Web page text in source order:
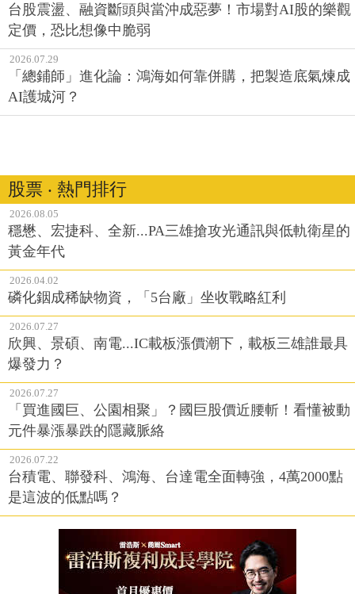
台股震盪、融資斷頭與當沖成惡夢！市場對AI股的樂觀
定價，恐比想像中脆弱
2026.07.29
「總鋪師」進化論：鴻海如何靠併購，把製造底氣煉成
AI護城河？
股票 ‧ 熱門排行
2026.08.05
穩懋、宏捷科、全新...PA三雄搶攻光通訊與低軌衛星的
黃金年代
2026.04.02
磷化銦成稀缺物資，「5台廠」坐收戰略紅利
2026.07.27
欣興、景碩、南電...IC載板漲價潮下，載板三雄誰最具
爆發力？
2026.07.27
「買進國巨、公園相聚」？國巨股價近腰斬！看懂被動
元件暴漲暴跌的隱藏脈絡
2026.07.22
台積電、聯發科、鴻海、台達電全面轉強，4萬2000點
是這波的低點嗎？